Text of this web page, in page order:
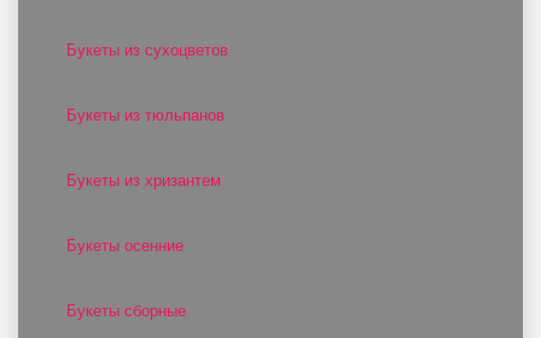
Букеты из сухоцветов
Букеты из тюльпанов
Букеты из хризантем
Букеты осенние
Букеты сборные